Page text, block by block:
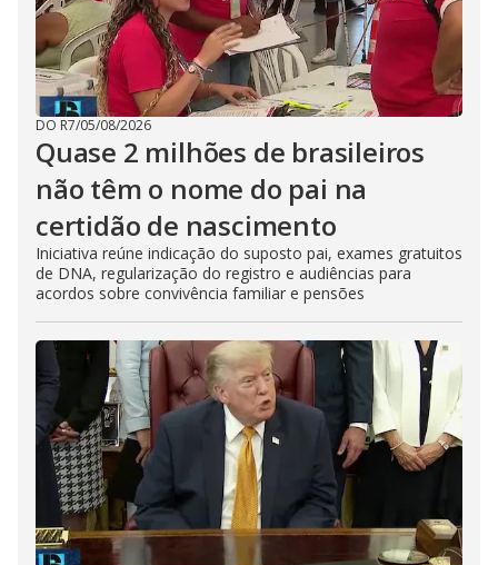
DO R7/05/08/2026
Quase 2 milhões de brasileiros
não têm o nome do pai na
certidão de nascimento
Iniciativa reúne indicação do suposto pai, exames gratuitos
de DNA, regularização do registro e audiências para
acordos sobre convivência familiar e pensões